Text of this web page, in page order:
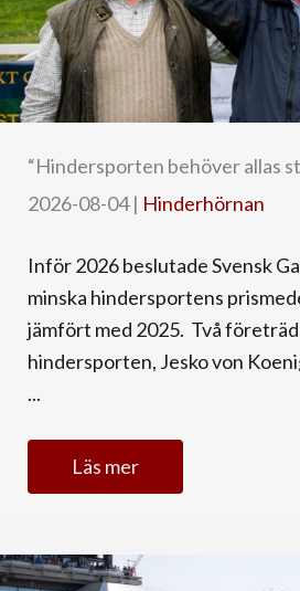
“Hindersporten behöver allas
2026-08-04| Hinderhörnan
Inför 2026 beslutade Svensk
minska hindersportens
jämfört med 2025. Två
hindersporten, Jesko von
...
Läs mer